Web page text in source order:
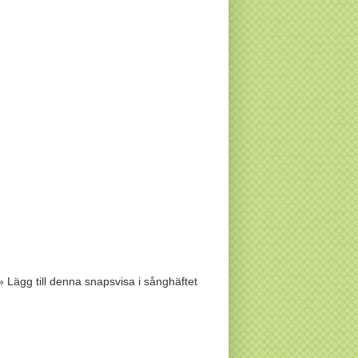
Lägg till denna snapsvisa i sånghäftet